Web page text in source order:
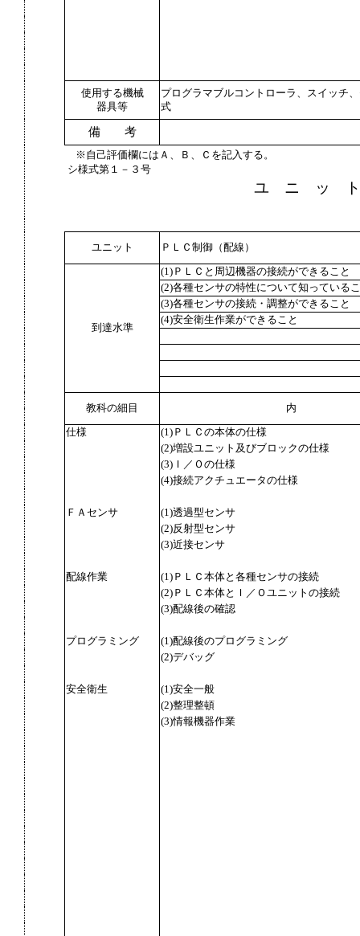
使用する機械
器具等
プログラマブルコントローラ、スイッチ
式
備 考
※自己評価欄にはＡ、Ｂ、Ｃを記入する。
シ様式第１－３号
ユ ニ ッ
ユニット ＰＬＣ制御（配線）
到達水準
(1)ＰＬＣと周辺機器の接続ができること
(2)各種センサの特性について知っている
(3)各種センサの接続・調整ができること
(4)安全衛生作業ができること
教科の細目 内
仕様
(1)ＰＬＣの本体の仕様
(2)増設ユニット及びブロックの仕様
(3)Ｉ／Ｏの仕様
(4)接続アクチュエータの仕様
ＦＡセンサ
(1)透過型センサ
(2)反射型センサ
(3)近接センサ
配線作業
(1)ＰＬＣ本体と各種センサの接続
(2)ＰＬＣ本体とＩ／Ｏユニットの接続
(3)配線後の確認
プログラミング
(1)配線後のプログラミング
(2)デバッグ
安全衛生
(1)安全一般
(2)整理整頓
(3)情報機器作業